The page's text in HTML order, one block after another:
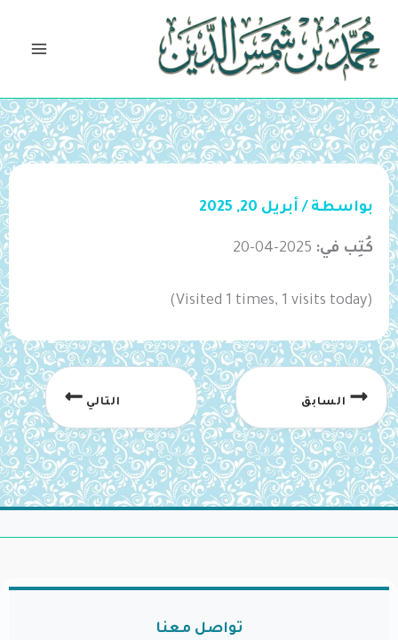
تخطي
المحتوى
بواسطة / أبريل 20, 2025
كُتِب في: 2025-04-20
(Visited 1 times, 1 visits today)
السابق التالي
تواصل معنا